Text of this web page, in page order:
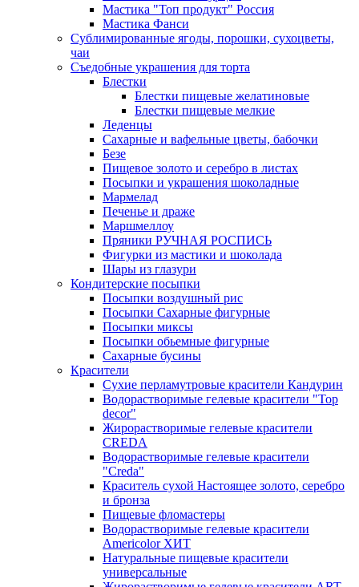
Мастика "Топ продукт" Россия
Мастика Фанси
Сублимированные ягоды, порошки, сухоцветы,
чаи
Съедобные украшения для торта
Блестки
Блестки пищевые желатиновые
Блестки пищевые мелкие
Леденцы
Сахарные и вафельные цветы, бабочки
Безе
Пищевое золото и серебро в листах
Посыпки и украшения шоколадные
Мармелад
Печенье и драже
Маршмеллоу
Пряники РУЧНАЯ РОСПИСЬ
Фигурки из мастики и шоколада
Шары из глазури
Кондитерские посыпки
Посыпки воздушный рис
Посыпки Сахарные фигурные
Посыпки миксы
Посыпки обьемные фигурные
Сахарные бусины
Красители
Сухие перламутровые красители Кандурин
Водорастворимые гелевые красители "Top
decor"
Жирорастворимые гелевые красители
CREDA
Водорастворимые гелевые красители
"Creda"
Краситель сухой Настоящее золото, серебро
и бронза
Пищевые фломастеры
Водорастворимые гелевые красители
Americolor ХИТ
Натуральные пищевые красители
универсальные